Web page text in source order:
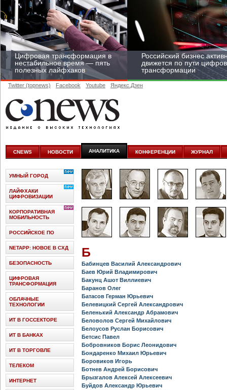
Цифровая трансформация в
нестабильное время — пять
полезных лайфхаков
Российский бизнес
движется по пути
трансформации
цифровизироваться со
скоростью крупных
корпораций
Twitter (topnews) Facebook Youtube Яндекс.Дзен
CNEWS НОВОСТИ АНАЛИТИКА КОНФЕРЕНЦИИ ЖУРНАЛ
Б
Бабинцев Василий Александрович
Баев Юрий Владимирович
Бакунц Ашот Виллиевич
Баранов Олег
Батасов Герман Юрьевич
Белевицкий Сергей Александрович
Беленький Александр Абрамович
Беловолов Сергей Михайлович
Белоусов Руслан Борисович
Бетсис Павел
Бобровников Борис Леонидович
Бондаренко Михаил Юрьевич
Боровиков Игорь
Ботнев Андрей Борисович
Брызгалов Алексей Алексеевич
Буйдов Александр Юрьевич
УМНЫЙ ГОРОД
ЛАЙФХАКИ
ЦИФРОВИЗАЦИИ
КОРПОРАТИВНАЯ
МОБИЛЬНОСТЬ
РОССИЙСКОЕ ПО
NETAPP: НОВОЕ В СХД
БЕЗОПАСНОСТЬ
ЦИФРОВАЯ
ТРАНСФОРМАЦИЯ
ОБЛАЧНЫЕ
ТЕХНОЛОГИИ
ИТ В ГОССЕКТОРЕ
ИТ В БАНКАХ
ИТ В ТОРГОВЛЕ
ТЕЛЕКОМ
ИНТЕРНЕТ